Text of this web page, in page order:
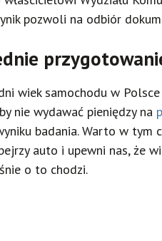
pozwoli na odbiór
wiek samochodu w
nie wydawać pieniędzy na
badania. Warto w tym
auto i upewni nas, że
o to chodzi.